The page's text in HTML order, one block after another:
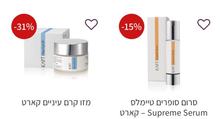
-15%
סרום סופרים טיימלס
Supreme Serum – קארט
-31%
מזו קרם עיניים קארט